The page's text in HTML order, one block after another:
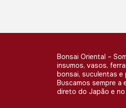
Bonsai Oriental –
insumos, vasos,
bonsai, suculentas e
Buscamos sempre
direto do Japão e